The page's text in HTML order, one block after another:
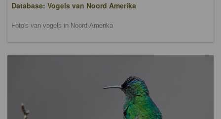
Database: Vogels van Noord Amerika
Foto's van vogels in Noord-Amerika